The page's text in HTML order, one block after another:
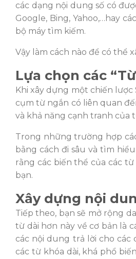
các dạng nội dung số có
Google, Bing, Yahoo,…hay
bộ máy tìm kiếm.
Vậy làm cách nào để có thể
Lựa chọn các
Khi xây dựng một chiến
cụm từ ngắn có liên quan
và khả năng cạnh tranh của
Trong những trường hợp
bằng cách đi sâu và tìm
rằng các biến thể của các
bạn.
Xây dựng nội
Tiếp theo, bạn sẽ mở rộng
từ dài hơn này về cơ bản là
các nội dung trả lời cho
các từ khóa dài, khá phổ